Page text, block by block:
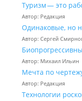
Туризм — это
Автор: Редакция
Одинаковые, но
Автор: Сергей
Автор: Михаил Ильин
Мечта по
Автор: Редакция
Технологии